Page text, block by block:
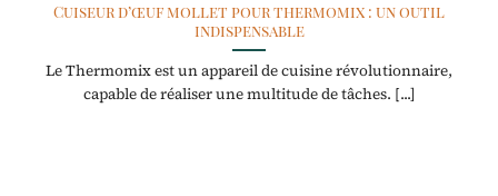
Cuiseur d’œuf mollet pour thermomix : un outil
indispensable
Le Thermomix est un appareil de cuisine révolutionnaire,
capable de réaliser une multitude de tâches. [...]